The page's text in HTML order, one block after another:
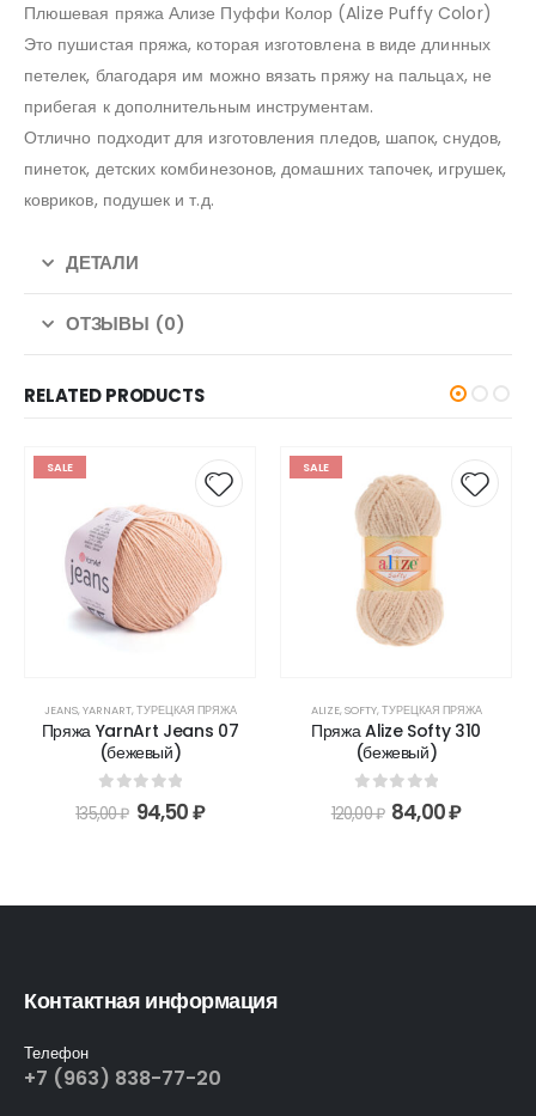
Плюшевая пряжа Ализе Пуффи Колор (Alize Puffy Color)
Это пушистая пряжа, которая изготовлена в виде длинных
петелек, благодаря им можно вязать пряжу на пальцах, не
прибегая к дополнительным инструментам.
Отлично подходит для изготовления пледов, шапок, снудов,
пинеток, детских комбинезонов, домашних тапочек, игрушек,
ковриков, подушек и т.д.
ДЕТАЛИ
ОТЗЫВЫ (0)
RELATED PRODUCTS
SALE
JEANS,YARNART,ТУРЕЦКАЯ ПРЯЖА
Пряжа YarnArt Jeans 07
(бежевый)
out of 5
135,00₽ 94,50₽
SALE
ALIZE,SOFTY,ТУРЕЦКАЯ ПРЯЖА
Пряжа Alize Softy 310
(бежевый)
out of 5
120,00₽ 84,00₽
Контактная информация
Телефон
+7 (963) 838-77-20